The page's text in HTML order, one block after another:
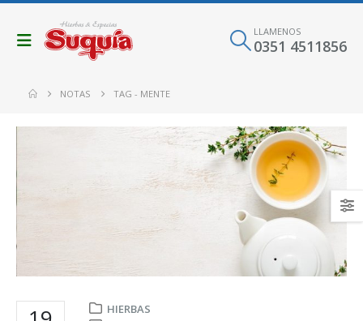
LLAMENOS
0351 4511856
NOTAS TAG - MENTE
HIERBAS